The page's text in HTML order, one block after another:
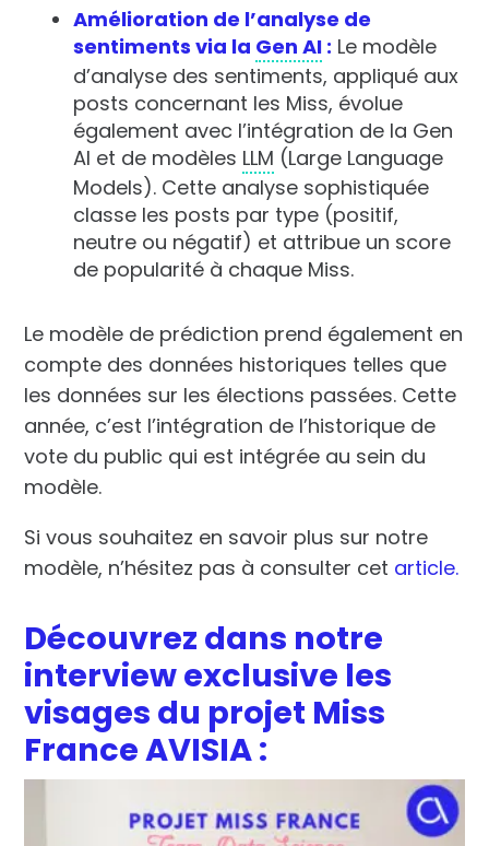
Amélioration de l’analyse de
sentiments via la Gen AI : Le modèle
d’analyse des sentiments, appliqué aux
posts concernant les Miss, évolue
également avec l’intégration de la Gen
AI et de modèles LLM (Large Language
Models). Cette analyse sophistiquée
classe les posts par type (positif,
neutre ou négatif) et attribue un score
de popularité à chaque Miss.
Le modèle de prédiction prend également en
compte des données historiques telles que
les données sur les élections passées. Cette
année, c’est l’intégration de l’historique de
vote du public qui est intégrée au sein du
modèle.
Si vous souhaitez en savoir plus sur notre
modèle, n’hésitez pas à consulter cet article.
Découvrez dans notre
interview exclusive les
visages du projet Miss
France AVISIA :